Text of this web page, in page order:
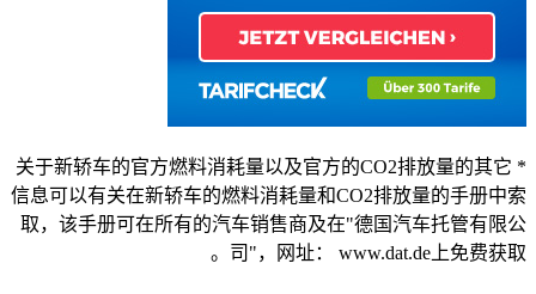
* 关于新轿车的官方燃料消耗量以及官方的CO2排放量的其它
信息可以有关在新轿车的燃料消耗量和CO2排放量的手册中索
取，该手册可在所有的汽车销售商及在"德国汽车托管有限公
司"，网址： www.dat.de上免费获取。